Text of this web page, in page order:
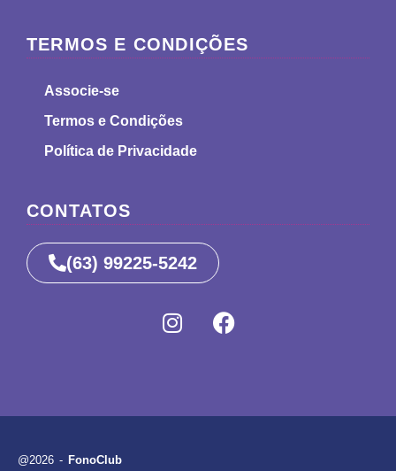
TERMOS E CONDIÇÕES
Associe-se
Termos e Condições
Política de Privacidade
CONTATOS
(63) 99225-5242
@2026 - FonoClub